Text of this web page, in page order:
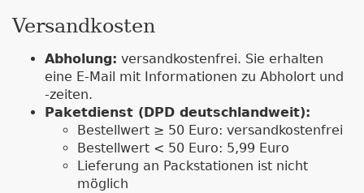
Versandkosten
Abholung: versandkostenfrei. Sie erhalten
eine E-Mail mit Informationen zu Abholort und
-zeiten.
Paketdienst (DPD deutschlandweit):
Bestellwert ≥ 50 Euro: versandkostenfrei
Bestellwert < 50 Euro: 5,99 Euro
Lieferung an Packstationen ist nicht
möglich